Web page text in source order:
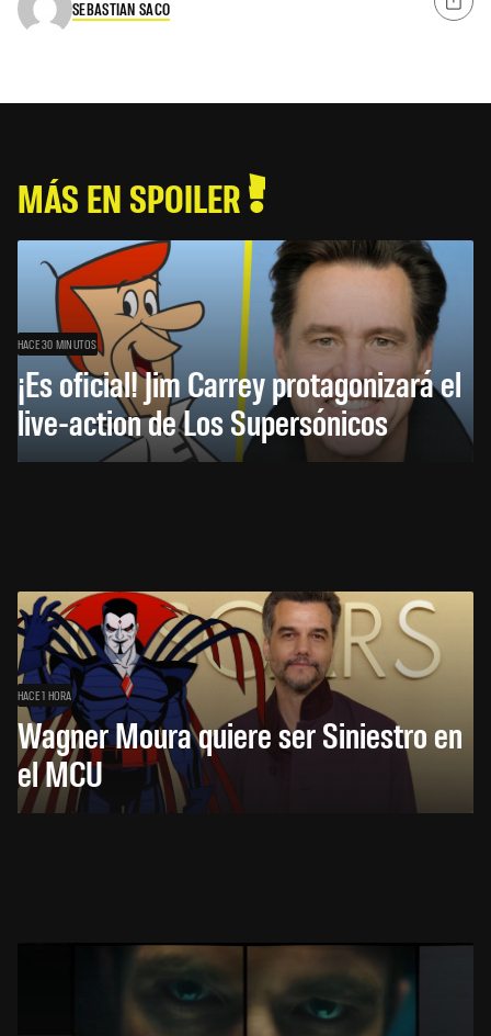
SEBASTIAN SACO
MÁS EN SPOILER
HACE 30 MINUTOS
¡Es oficial! Jim Carrey protagonizará el
live-action de Los Supersónicos
HACE 1 HORA
Wagner Moura quiere ser Siniestro en
el MCU